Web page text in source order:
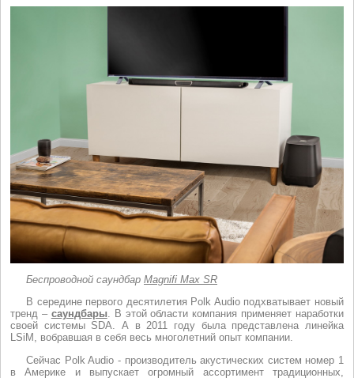
Беспроводной саундбар Magnifi Max SR
В середине первого десятилетия Polk Audio подхватывает новый
тренд – саундбары. В этой области компания применяет наработки
своей системы SDA. А в 2011 году была представлена линейка
LSiM, вобравшая в себя весь многолетний опыт компании.
Сейчас Polk Audio - производитель акустических систем номер 1
в Америке и выпускает огромный ассортимент традиционных,